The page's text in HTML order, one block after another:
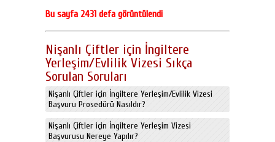
Bu sayfa 2431 defa görüntülendi
Nişanlı Çiftler için İngiltere
Yerleşim/Evlilik Vizesi Sıkça
Sorulan Soruları
Nişanlı Çiftler için İngiltere Yerleşim/Evlilik Vizesi
Başvuru Prosedürü Nasıldır?
Nişanlı Çiftler için İngiltere Yerleşim Vizesi
Başvurusu Nereye Yapılır?